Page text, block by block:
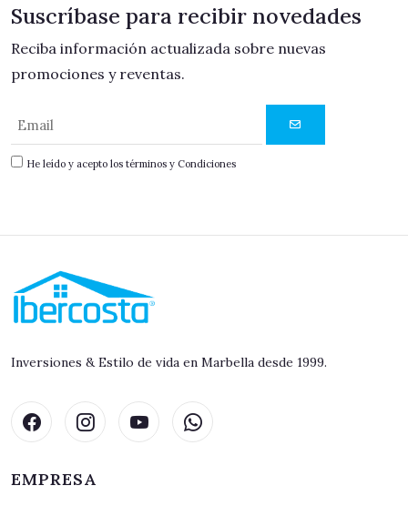
Suscríbase para recibir novedades
Reciba información actualizada sobre nuevas
promociones y reventas.
He leído y acepto los términos y Condiciones
Inversiones & Estilo de vida en Marbella desde 1999.
EMPRESA